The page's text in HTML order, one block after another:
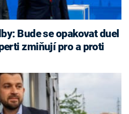
zmiňují pro a proti